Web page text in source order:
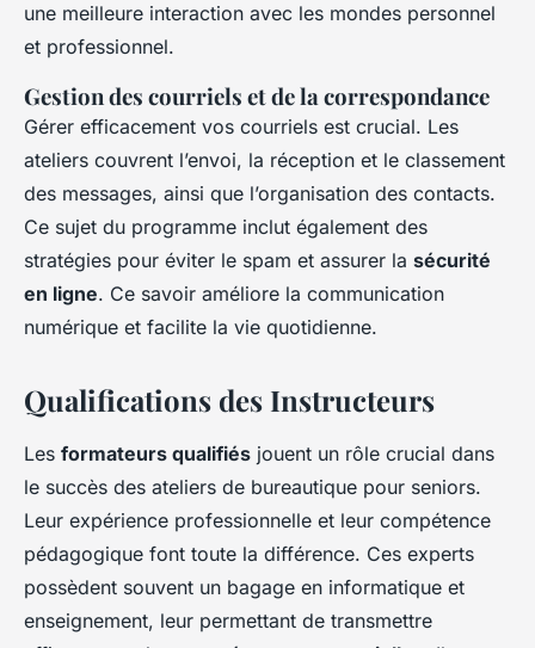
une meilleure interaction avec les mondes personnel
et professionnel.
Gestion des courriels et de la correspondance
Gérer efficacement vos courriels est crucial. Les
ateliers couvrent l’envoi, la réception et le classement
des messages, ainsi que l’organisation des contacts.
Ce sujet du programme inclut également des
stratégies pour éviter le spam et assurer la sécurité
en ligne. Ce savoir améliore la communication
numérique et facilite la vie quotidienne.
Qualifications des Instructeurs
Les formateurs qualifiés jouent un rôle crucial dans
le succès des ateliers de bureautique pour seniors.
Leur expérience professionnelle et leur compétence
pédagogique font toute la différence. Ces experts
possèdent souvent un bagage en informatique et
enseignement, leur permettant de transmettre